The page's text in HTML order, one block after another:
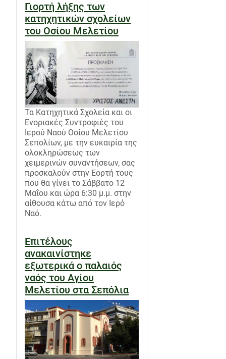
Γιορτή λήξης των
κατηχητικών σχολείων
του Οσίου Μελετίου
Τα Κατηχητικά Σχολεία και οι
Ενοριακές Συντροφιές του
Ιερού Ναού Οσίου Μελετίου
Σεπολίων, με την ευκαιρία της
ολοκληρώσεως των
χειμερινών συναντήσεων, σας
προσκαλούν στην Εορτή τους
που θα γίνει το Σάββατο 12
Μαΐου και ώρα 6:30 μ.μ. στην
αίθουσα κάτω από τον Ιερό
Ναό.
Επιτέλους
ανακαινίστηκε
εξωτερικά ο παλαιός
ναός του Αγίου
Μελετίου στα Σεπόλια